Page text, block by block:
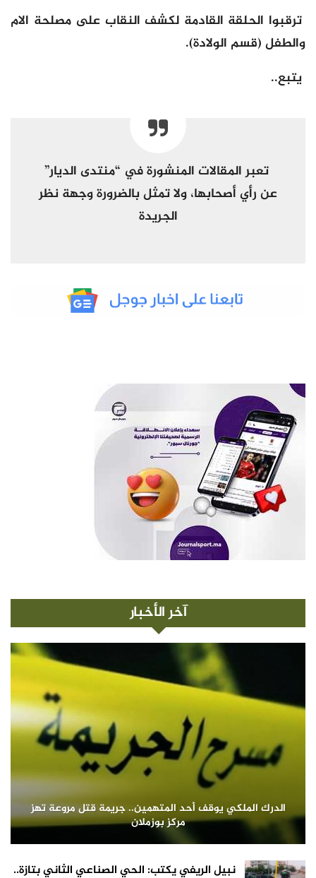
ترقبوا الحلقة القادمة لكشف النقاب على مصلحة الام
والطفل (قسم الولادة).
يتبع..
تعبر المقالات المنشورة في “منتدى الديار”
عن رأي أصحابها، ولا تمثل بالضرورة وجهة نظر
الجريدة
آخر الأخبار
الدرك الملكي يوقف أحد المتهمين.. جريمة قتل مروعة تهز
مركز بوزملان
نبيل الريفي يكتب: الحي الصناعي الثاني بتازة..